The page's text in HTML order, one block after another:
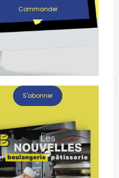
Commander
S'abonner